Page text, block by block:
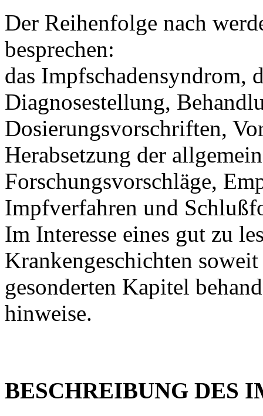
Der Reihenfolge nach
besprechen:
das Impfschadensyndrom,
Diagnosestellung,
Dosierungsvorschriften,
Herabsetzung der
Forschungsvorschläge,
Impfverfahren und
Im Interesse eines gut zu
Krankengeschichten
gesonderten Kapitel
hinweise.
BESCHREIBUNG DES